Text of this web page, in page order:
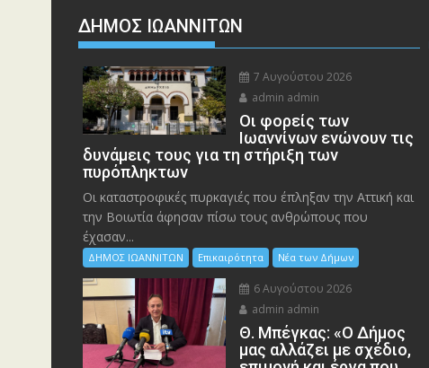
ΔΗΜΟΣ ΙΩΑΝΝΙΤΩΝ
7 Αυγούστου 2026
admin admin
Οι φορείς των
Ιωαννίνων ενώνουν τις
δυνάμεις τους για τη στήριξη των
πυρόπληκτων
Οι καταστροφικές πυρκαγιές που έπληξαν την Αττική και
την Bοιωτία άφησαν πίσω τους ανθρώπους που
έχασαν...
ΔΗΜΟΣ ΙΩΑΝΝΙΤΩΝ Επικαιρότητα Νέα των Δήμων
6 Αυγούστου 2026
admin admin
Θ. Μπέγκας: «Ο Δήμος
μας αλλάζει με σχέδιο,